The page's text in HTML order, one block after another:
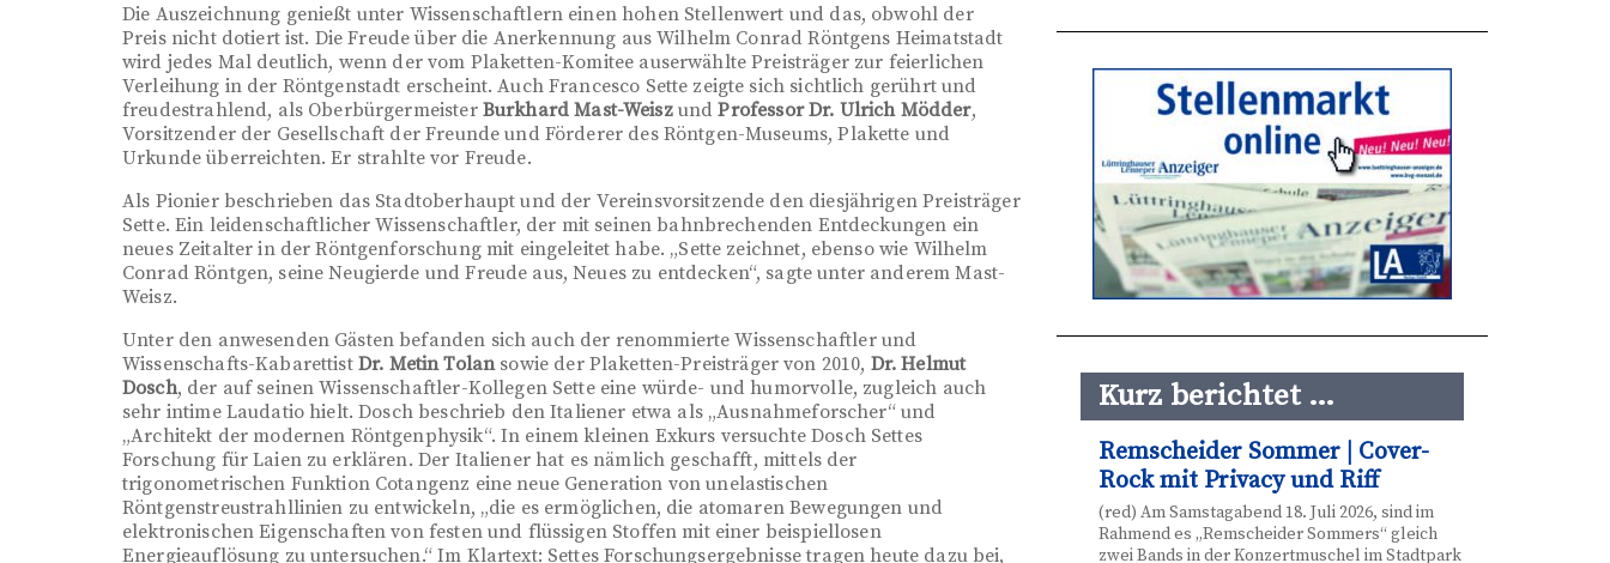
Die Auszeichnung genießt unter Wissenschaftlern einen hohen Stellenwert und das, obwohl der
Preis nicht dotiert ist. Die Freude über die Anerkennung aus Wilhelm Conrad Röntgens Heimatstadt
wird jedes Mal deutlich, wenn der vom Plaketten-Komitee auserwählte Preisträger zur feierlichen
Verleihung in der Röntgenstadt erscheint. Auch Francesco Sette zeigte sich sichtlich gerührt und
freudestrahlend, als Oberbürgermeister Burkhard Mast-WeiszundProfessor Dr. Ulrich Mödder,
Vorsitzender der Gesellschaft der Freunde und Förderer des Röntgen-Museums, Plakette und
Urkunde überreichten. Er strahlte vor Freude.
Als Pionier beschrieben das Stadtoberhaupt und der Vereinsvorsitzende den diesjährigen Preisträger
Sette. Ein leidenschaftlicher Wissenschaftler, der mit seinen bahnbrechenden Entdeckungen ein
neues Zeitalter in der Röntgenforschung mit eingeleitet habe. „Sette zeichnet, ebenso wie Wilhelm
Conrad Röntgen, seine Neugierde und Freude aus, Neues zu entdecken“, sagte unter anderem Mast-
Weisz.
Unter den anwesenden Gästen befanden sich auch der renommierte Wissenschaftler und
Wissenschafts-Kabarettist Dr. Metin Tolansowie der Plaketten-Preisträger von 2010, Dr. Helmut
Dosch, der auf seinen Wissenschaftler-Kollegen Sette eine würde- und humorvolle, zugleich auch
sehr intime Laudatio hielt. Dosch beschrieb den Italiener etwa als „Ausnahmeforscher“ und
„Architekt der modernen Röntgenphysik“. In einem kleinen Exkurs versuchte Dosch Settes
Forschung für Laien zu erklären. Der Italiener hat es nämlich geschafft, mittels der
trigonometrischen Funktion Cotangenz eine neue Generation von unelastischen
Röntgenstreustrahllinien zu entwickeln, „die es ermöglichen, die atomaren Bewegungen und
elektronischen Eigenschaften von festen und flüssigen Stoffen mit einer beispiellosen
Energieauflösung zu untersuchen.“ Im Klartext: Settes Forschungsergebnisse tragen heute dazu bei,
Kurz berichtet …
Remscheider Sommer | Cover-
Rock mit Privacy und Riff
(red) Am Samstagabend 18. Juli 2026, sind im
Rahmend es „Remscheider Sommers“ gleich
zwei Bands in der Konzertmuschel im Stadtpark